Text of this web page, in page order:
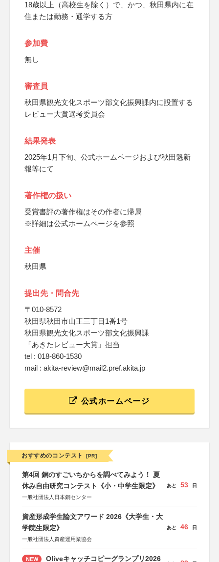
18歳以上（高校生を除く）で、かつ、秋田県内に在
住または勤務・通学する方
参加費
無し
審査員
秋田県観光文化スポーツ部文化振興課内に設置する
レビュー大賞選考委員会
結果発表
2025年1月下旬、公式ホームページおよび秋田魁新
報等にて
著作権の扱い
受賞書評の著作権はその作者に帰属
※詳細は公式ホームページを参照
主催
秋田県
提出先・問合先
〒010-8572
秋田県秋田市山王三丁目1番1号
秋田県観光文化スポーツ部文化振興課
「あきたレビュー大賞」担当
tel : 018-860-1530
mail : akita-review@mail2.pref.akita.jp
公式ホームページ
おすすめのコンテスト [PR]
第4回 銅のすごいちからを調べてみよう！ 夏
休み自由研究コンテスト《小・中学生限定》
一般社団法人日本銅センター
あと 53 日
資産形成学生論文アワード 2026《大学生・大
学院生限定》
一般社団法人資産運用業協会
あと 46 日
NEW Oliveキャッチコピーグランプリ2026